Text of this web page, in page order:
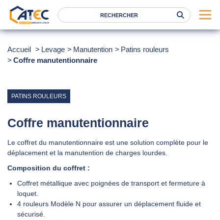
Nos agences
Accueil Levage Manutention
Patins rouleurs
Coffre manutentionnaire
PATINS ROULEURS
Coffre manutentionnaire
Le coffret du manutentionnaire est une solution complète pour le
déplacement et la manutention de charges lourdes.
Composition du coffret :
Coffret métallique avec poignées de transport et fermeture à
loquet.
4 rouleurs Modèle N pour assurer un déplacement fluide et
sécurisé.